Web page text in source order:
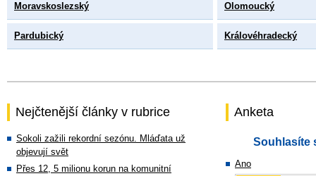
Moravskoslezský Olomoucký
Pardubický Královéhradecký
Nejčtenější články v rubrice
Sokoli zažili rekordní sezónu. Mláďata už
objevují svět
Přes 12, 5 milionu korun na komunitní
Anketa
Souhlasíte
Ano